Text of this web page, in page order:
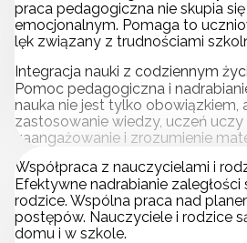
praca pedagogiczna nie skupia
emocjonalnym. Pomaga to
lęk związany z trudnościami
Integracja nauki z codziennym
Pomoc pedagogiczna i
nauka nie jest tylko
zastosowanie wiedzy, uczeń
zaangażowanie i zrozumienie
Współpraca z nauczycielami i
Efektywne nadrabianie
rodzice. Wspólna praca nad
postępów. Nauczyciele i rodzice
domu i w szkole.